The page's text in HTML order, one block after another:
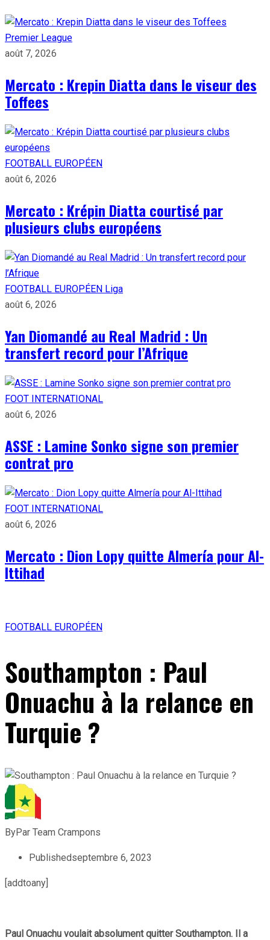
Premier League
août 7, 2026
Mercato : Krepin Diatta dans le viseur des
Toffees
FOOTBALL EUROPÉEN
août 6, 2026
Mercato : Krépin Diatta courtisé par
plusieurs clubs européens
FOOTBALL EUROPÉEN Liga
août 6, 2026
Yan Diomandé au Real Madrid : Un
transfert record pour l’Afrique
FOOT INTERNATIONAL
août 6, 2026
ASSE : Lamine Sonko signe son premier
contrat pro
FOOT INTERNATIONAL
août 6, 2026
Mercato : Dion Lopy quitte Almería pour Al-
Ittihad
FOOTBALL EUROPÉEN
Southampton : Paul
Onuachu à la relance en
Turquie ?
ByPar Team Crampons
Publishedseptembre 6, 2023
[addtoany]
Paul Onuachu voulait absolument quitter Southampton. Il a